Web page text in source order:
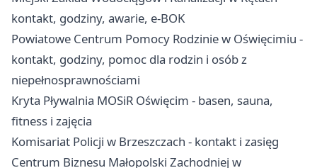
kontakt, godziny, awarie, e-BOK
Powiatowe Centrum Pomocy Rodzinie w Oświęcimiu -
kontakt, godziny, pomoc dla rodzin i osób z
niepełnosprawnościami
Kryta Pływalnia MOSiR Oświęcim - basen, sauna,
fitness i zajęcia
Komisariat Policji w Brzeszczach - kontakt i zasięg
Centrum Biznesu Małopolski Zachodniej w